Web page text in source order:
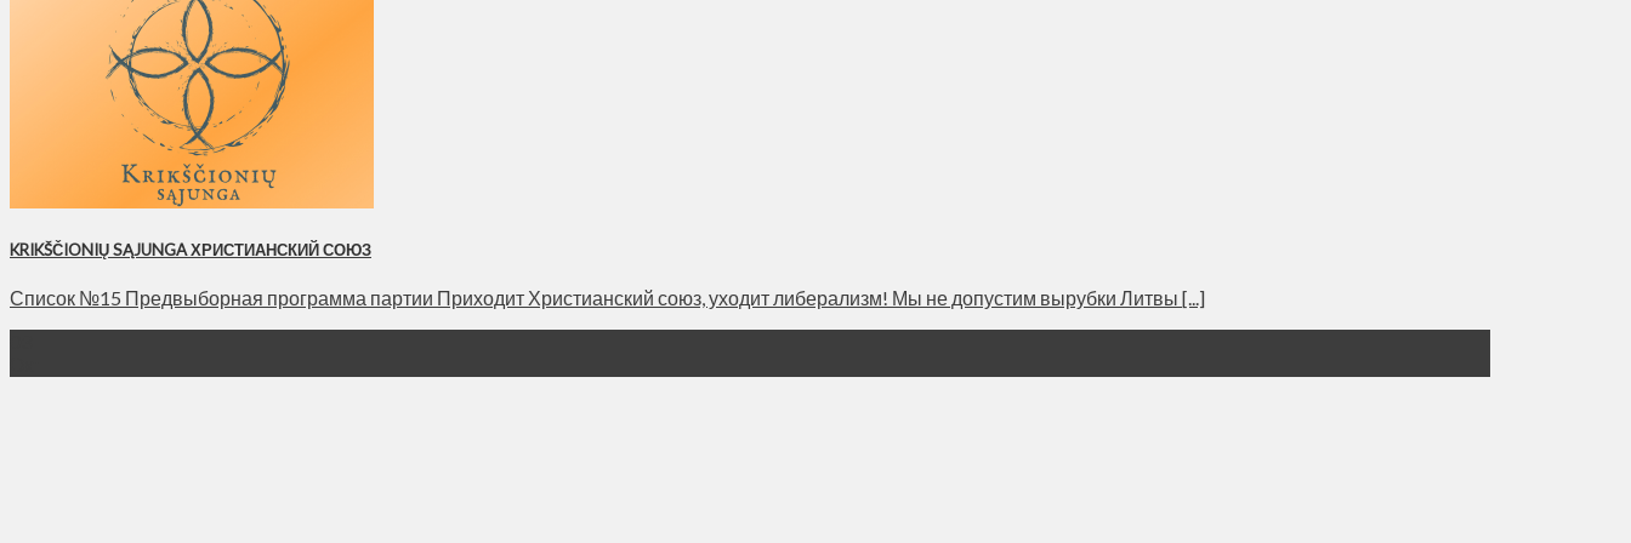
KRIKŠČIONIŲ SĄJUNGA ХРИСТИАНСКИЙ СОЮЗ
Список №15 Предвыборная программа партии Приходит Христианский союз, уходит либерализм! Мы не допустим вырубки Литвы [...]